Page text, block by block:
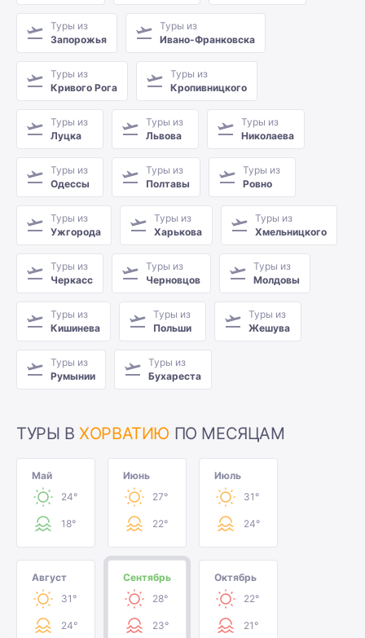
Туры из
Запорожья
Туры из
Ивано-Франковска
Туры из
Кривого Рога
Туры из
Кропивницкого
Туры из
Луцка
Туры из
Львова
Туры из
Николаева
Туры из
Одессы
Туры из
Полтавы
Туры из
Ровно
Туры из
Ужгорода
Туры из
Харькова
Туры из
Хмельницкого
Туры из
Черкасс
Туры из
Черновцов
Туры из
Молдовы
Туры из
Кишинева
Туры из
Польши
Туры из
Жешува
Туры из
Румынии
Туры из
Бухареста
ТУРЫ ВХОРВАТИЮ ПО МЕСЯЦАМ
Май
24°
18°
Июнь
27°
22°
Июль
31°
24°
Август
31°
24°
Сентябрь
28°
23°
Октябрь
22°
21°